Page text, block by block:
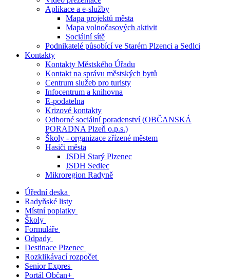
Aplikace a e-služby
Mapa projektů města
Mapa volnočasových aktivit
Sociální sítě
Podnikatelé působící ve Starém Plzenci a Sedlci
Kontakty
Kontakty Městského Úřadu
Kontakt na správu městských bytů
Centrum služeb pro turisty
Infocentrum a knihovna
E-podatelna
Krizové kontakty
Odborné sociální poradenství (OBČANSKÁ
PORADNA Plzeň o.p.s.)
Školy - organizace zřízené městem
Hasiči města
JSDH Starý Plzenec
JSDH Sedlec
Mikroregion Radyně
Úřední deska
Radyňské listy
Místní poplatky
Školy
Formuláře
Odpady
Destinace Plzenec
Rozklikávací rozpočet
Senior Expres
Portál Občan+